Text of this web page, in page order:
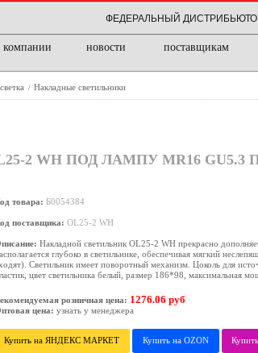
ФЕДЕРАЛЬНЫЙ ДИСТРИБЬЮТОР
компании новости поставщикам
/ Накладные светильники
2 WH ПОД ЛАМПУ MR16
товара: Б0054384
поставщика: OL25-2 WH
Накладной светильник OL25-2 WH прекрасно
глубоко в светильнике, обеспечивая мягкий
Светильник имеет поворотный механизм. Цоколь для
цвет светильника белый, размер 186*98, максимальная
розничная цена: 1276.06 руб
цена: узнать у менеджера
Купить на ЯНДЕКС МАРКЕТ Купить на OZON